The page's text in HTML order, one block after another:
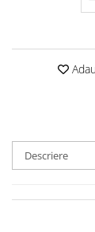
Descriere